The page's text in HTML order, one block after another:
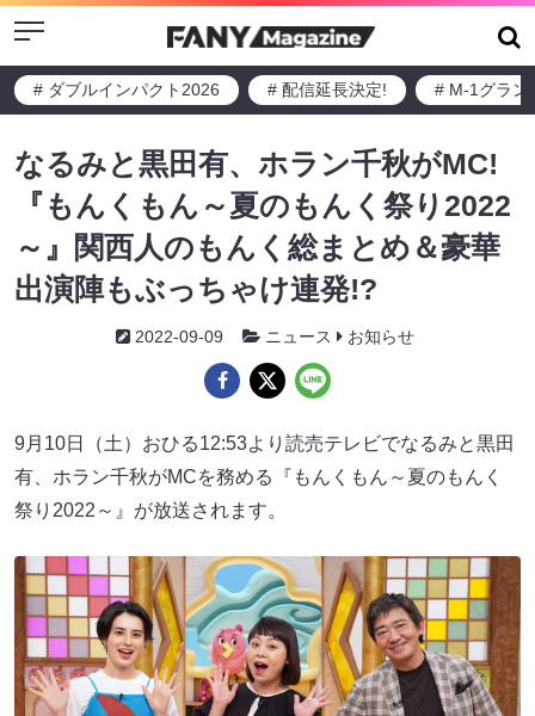
Menu
# ダブルインパクト2026 # 配信延長決定! # M-1グラン
なるみと黒田有、ホラン千秋がMC!
『もんくもん～夏のもんく祭り2022
～』関西人のもんく総まとめ＆豪華
出演陣もぶっちゃけ連発!?
2022-09-09 ニュース お知らせ
9月10日（土）おひる12:53より読売テレビでなるみと黒田
有、ホラン千秋がMCを務める『もんくもん～夏のもんく
祭り2022～』が放送されます。